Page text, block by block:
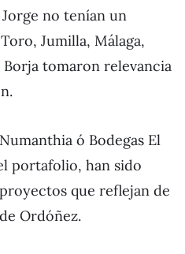
no tenían un
Jumilla, Málaga,
tomaron relevancia
ó Bodegas El
portafolio, han sido
que reflejan de
Ordóñez.